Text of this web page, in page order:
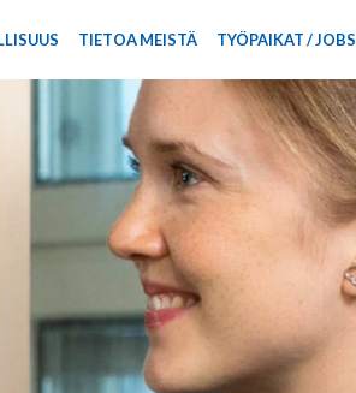
TIETOA MEISTÄ TYÖPAIKAT / JOBS